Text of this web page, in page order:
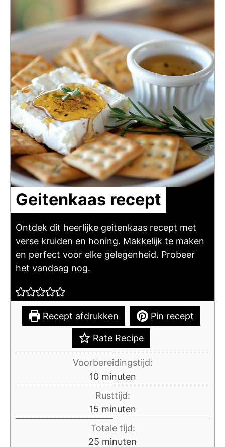
Geitenkaas recept
Ontdek dit heerlijke geitenkaas recept met
verse kruiden en honing. Makkelijk te maken
en perfect voor elke gelegenheid. Probeer
het vandaag nog.
Recept afdrukken Pin recept
Rate Recipe
Voorbereidingstijd:
10minuten
minuten
Rusttijd:
15minuten
minuten
Totale tijd:
25 minuten
minuten